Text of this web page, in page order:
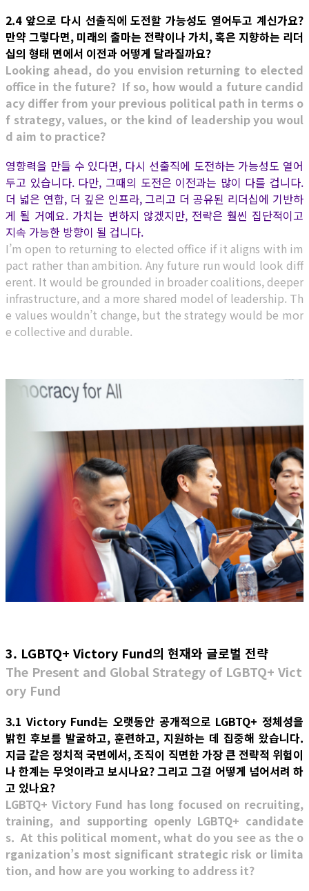
2.4 앞으로 다시 선출직에 도전할 가능성도 열어두고 계신가요?
만약 그렇다면, 미래의 출마는 전략이나 가치, 혹은 지향하는 리더
십의 형태 면에서 이전과 어떻게 달라질까요?
Looking ahead, do you envision returning to elected
office in the future? If so, how would a future candid
acy differ from your previous political path in terms o
f strategy, values, or the kind of leadership you woul
d aim to practice?
영향력을 만들 수 있다면, 다시 선출직에 도전하는 가능성도 열어
두고 있습니다. 다만, 그때의 도전은 이전과는 많이 다를 겁니다.
더 넓은 연합, 더 깊은 인프라, 그리고 더 공유된 리더십에 기반하
게 될 거예요. 가치는 변하지 않겠지만, 전략은 훨씬 집단적이고
지속 가능한 방향이 될 겁니다.
I’m open to returning to elected office if it aligns with im
pact rather than ambition. Any future run would look diff
erent. It would be grounded in broader coalitions, deeper
infrastructure, and a more shared model of leadership. Th
e values wouldn’t change, but the strategy would be mor
e collective and durable.
3. LGBTQ+ Victory Fund의 현재와 글로벌 전략
The Present and Global Strategy of LGBTQ+ Vict
ory Fund
3.1 Victory Fund는 오랫동안 공개적으로 LGBTQ+ 정체성을
밝힌 후보를 발굴하고, 훈련하고, 지원하는 데 집중해 왔습니다.
지금 같은 정치적 국면에서, 조직이 직면한 가장 큰 전략적 위험이
나 한계는 무엇이라고 보시나요? 그리고 그걸 어떻게 넘어서려 하
고 있나요?
LGBTQ+ Victory Fund has long focused on recruiting,
training, and supporting openly LGBTQ+ candidate
s. At this political moment, what do you see as the o
rganization’s most significant strategic risk or limita
tion, and how are you working to address it?